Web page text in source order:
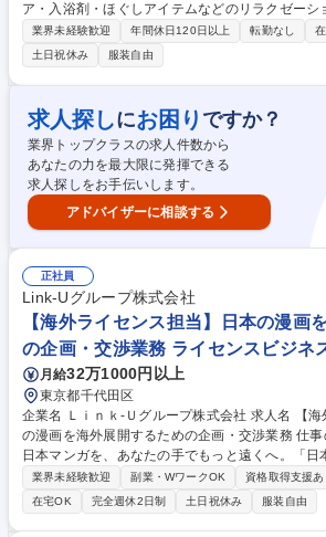
ア・入浴剤・ほぐしアイテムなどのリラクゼーシ
卸売りを行う当社にて商品企画業務をお任せします。 1シーズン
0程度の商品をリリース。現在、4名の小規模組織
く、商品企画に関する全ての工程を担当。そのた
った時の喜びは人一倍です！【業務例】■市場調
グ戦略の策定■商品コンセプトの定義■外部デザイ
クション■製品プレゼンテーションを通じた内外
ーション■メーカーとの交渉■原価計算 募集職種 【雑貨グッズの商品企
画・開発】癒しグッズ雑貨などの商品企画/裁量権
業界未経験歓迎 年間休日120日以上 転勤なし
土日祝休み
服装自由
求人探しにお困り ですか？
業界トップクラスの求人件数から
あなたの力を最大限に発揮できる
求人探しをお手伝いします。
アドバイザーに相談する
正社員
Link‐Uグループ株式会社
【海外ライセンス担当】日本の漫画
の企画・交渉業務 ライセンスビジネ
月給32万1000円以上
東京都千代田区
企業名 Ｌｉｎｋ‐Ｕグループ株式会社 求人名 【海外ライセンス担当】日本
の漫画を海外展開するための企画・交渉業務 仕事の内容 世界に愛される
日本マンガを、あなたの手でもっと遠くへ。「日
中のファンへ最高の形で届けたい」私たちが求め
をビジネスの力で形にできる仲間です！ 言葉の壁や文化の違いを超えて、
一歩ずつ信頼を築き、一つの作品を世界中のファ
業界未経験歓迎 副業・WワークOK 資格取得支援あ
在宅OK
完全週休2日制 土日祝休み 服装自由